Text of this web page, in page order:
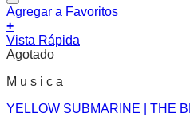
Agregar a Favoritos
+
Vista Rápida
Agotado
M u s i c a
YELLOW SUBMARINE | THE